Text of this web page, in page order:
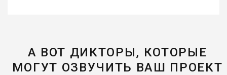
А ВОТ ДИКТОРЫ, КОТОРЫЕ
МОГУТ ОЗВУЧИТЬ ВАШ ПРОЕКТ